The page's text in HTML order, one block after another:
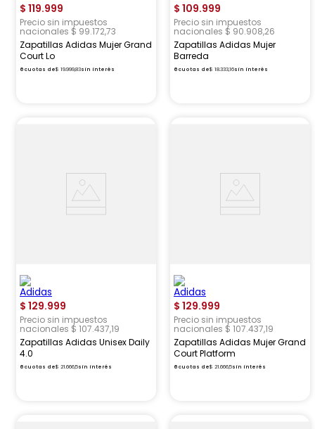
$ 119.999
Precio sin impuestos
nacionales $ 99.172,73
Zapatillas Adidas Mujer Grand
Court Lo
6 cuotas de$ 19.999,83sin interés
$ 109.999
Precio sin impuestos
nacionales $ 90.908,26
Zapatillas Adidas Mujer
Barreda
6 cuotas de$ 18.333,16sin interés
$ 129.999
Precio sin impuestos
nacionales $ 107.437,19
Zapatillas Adidas Unisex Daily
4.0
6 cuotas de$ 21.666,5sin interés
$ 129.999
Precio sin impuestos
nacionales $ 107.437,19
Zapatillas Adidas Mujer Grand
Court Platform
6 cuotas de$ 21.666,5sin interés